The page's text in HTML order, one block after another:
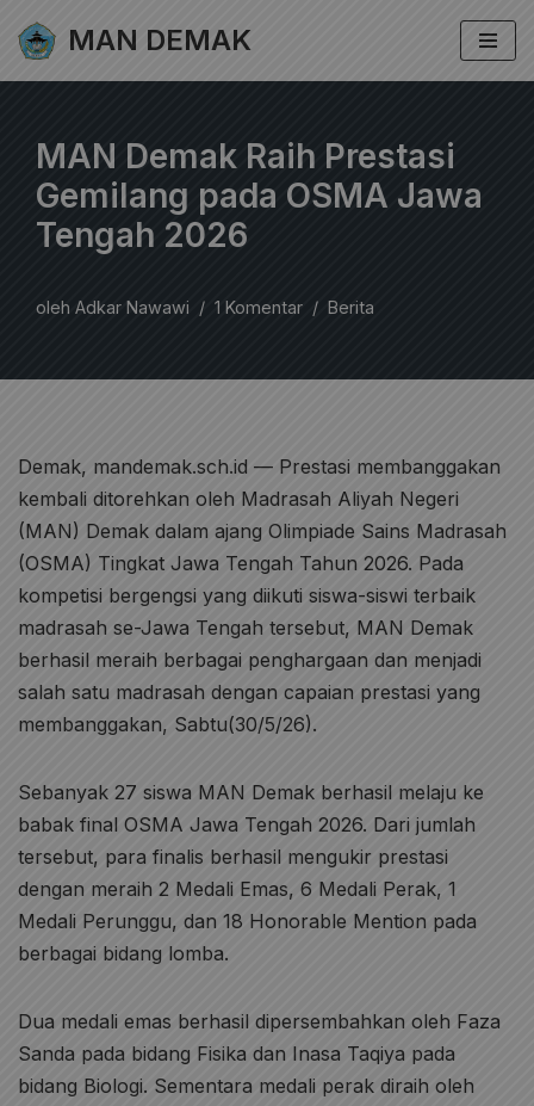
Lompat
MAN DEMAK
MAN Demak Raih Prestasi
Gemilang pada OSMA Jawa
Tengah 2026
oleh Adkar Nawawi 1 Komentar Berita
Demak, mandemak.sch.id — Prestasi membanggakan
kembali ditorehkan oleh Madrasah Aliyah Negeri
(MAN) Demak dalam ajang Olimpiade Sains Madrasah
(OSMA) Tingkat Jawa Tengah Tahun 2026. Pada
kompetisi bergengsi yang diikuti siswa-siswi terbaik
madrasah se-Jawa Tengah tersebut, MAN Demak
berhasil meraih berbagai penghargaan dan menjadi
salah satu madrasah dengan capaian prestasi yang
membanggakan, Sabtu(30/5/26).
Sebanyak 27 siswa MAN Demak berhasil melaju ke
babak final OSMA Jawa Tengah 2026. Dari jumlah
tersebut, para finalis berhasil mengukir prestasi
dengan meraih 2 Medali Emas, 6 Medali Perak, 1
Medali Perunggu, dan 18 Honorable Mention pada
berbagai bidang lomba.
Dua medali emas berhasil dipersembahkan oleh Faza
Sanda pada bidang Fisika dan Inasa Taqiya pada
bidang Biologi. Sementara medali perak diraih oleh